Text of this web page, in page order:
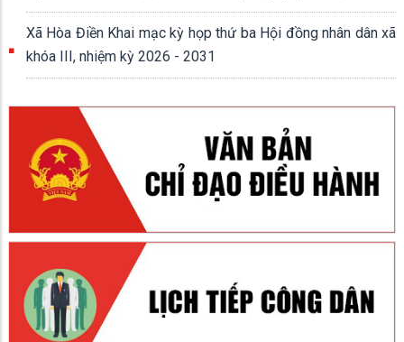
Xã Hòa Điền Khai mạc kỳ họp thứ ba Hội đồng nhân dân xã
khóa III, nhiệm kỳ 2026 - 2031